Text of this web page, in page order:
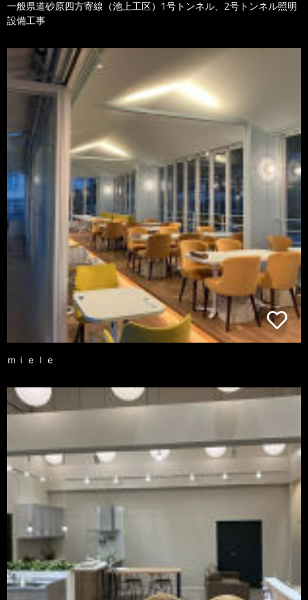
一般県道砂原四方寄線（池上工区）1号トンネル、2号トンネル照明
設備工事
ｍｉｅｌｅ